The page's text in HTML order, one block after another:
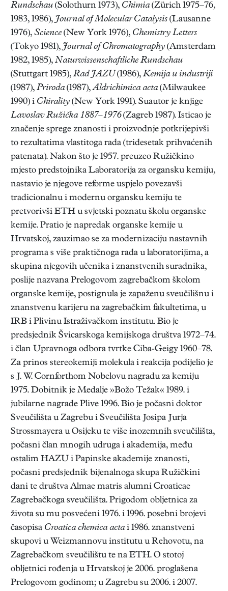
Rundschau (Solothurn 1973), Chimia(Zürich 1975–76,
1983, 1986), Journal of Molecular Catalysis (Lausanne
1976), Science (New York 1976), Chemistry Letters
(Tokyo 1981), Journal of Chromatography (Amsterdam
1982, 1985), Naturwissenschaftliche Rundschau
(Stuttgart 1985), Rad JAZU (1986), Kemija u industriji
(1987), Priroda(1987),Aldrichimica acta(Milwaukee
1990) i Chirality (New York 1991). Suautor je knjige
Lavoslav Ružička 1887–1976(Zagreb 1987). Isticao je
značenje sprege znanosti i proizvodnje potkrijepivši
to rezultatima vlastitoga rada (tridesetak prihvaćenih
patenata). Nakon što je 1957. preuzeo Ružičkino
mjesto predstojnika Laboratorija za organsku kemiju,
nastavio je njegove reforme uspjelo povezavši
tradicionalnu i modernu organsku kemiju te
pretvorivši ETH u svjetski poznatu školu organske
kemije. Pratio je napredak organske kemije u
Hrvatskoj, zauzimao se za modernizaciju nastavnih
programa s više praktičnoga rada u laboratorijima, a
skupina njegovih učenika i znanstvenih suradnika,
poslije nazvana Prelogovom zagrebačkom školom
organske kemije, postignula je zapaženu sveučilišnu i
znanstvenu karijeru na zagrebačkim fakultetima, u
IRB i Plivinu Istraživačkom institutu. Bio je
predsjednik Švicarskoga kemijskoga društva 1972–74.
i član Upravnoga odbora tvrtke Ciba-Geigy 1960–78.
Za prinos stereokemiji molekula i reakcija podijelio je
s J. W. Cornforthom Nobelovu nagradu za kemiju
1975. Dobitnik je Medalje »Božo Težak« 1989. i
jubilarne nagrade Plive 1996. Bio je počasni doktor
Sveučilišta u Zagrebu i Sveučilišta Josipa Jurja
Strossmayera u Osijeku te više inozemnih sveučilišta,
počasni član mnogih udruga i akademija, među
ostalim HAZU i Papinske akademije znanosti,
počasni predsjednik bijenalnoga skupa Ružičkini
dani te društva Almae matris alumni Croaticae
Zagrebačkoga sveučilišta. Prigodom obljetnica za
života su mu posvećeni 1976. i 1996. posebni brojevi
časopisa Croatica chemica actai 1986. znanstveni
skupovi u Weizmannovu institutu u Rehovotu, na
Zagrebačkom sveučilištu te na ETH. O stotoj
obljetnici rođenja u Hrvatskoj je 2006. proglašena
Prelogovom godinom; u Zagrebu su 2006. i 2007.